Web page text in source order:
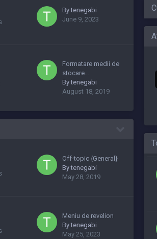
Bytenegabi
June 9, 2023
Formatare medii de
stocare…
Bytenegabi
August 18, 2019
Off-topic {General}
Bytenegabi
May 28, 2019
Meniu de revelion
Bytenegabi
May 25, 2023